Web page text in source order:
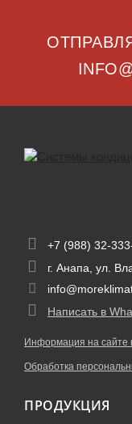
+7 (988) 32-
г. Анапа, ул.
Написать в
Информация на сайте
Обработка
ПРОДУКЦИЯ